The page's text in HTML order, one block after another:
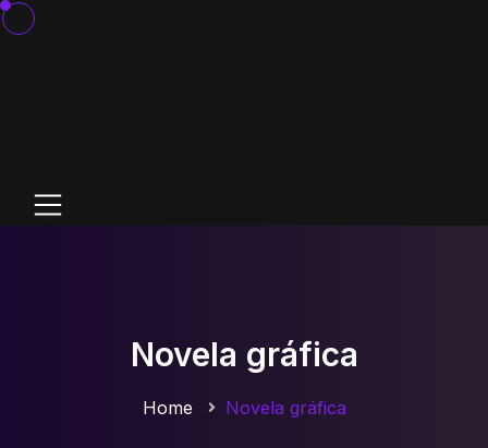
Novela gráfica
Home Novela gráfica